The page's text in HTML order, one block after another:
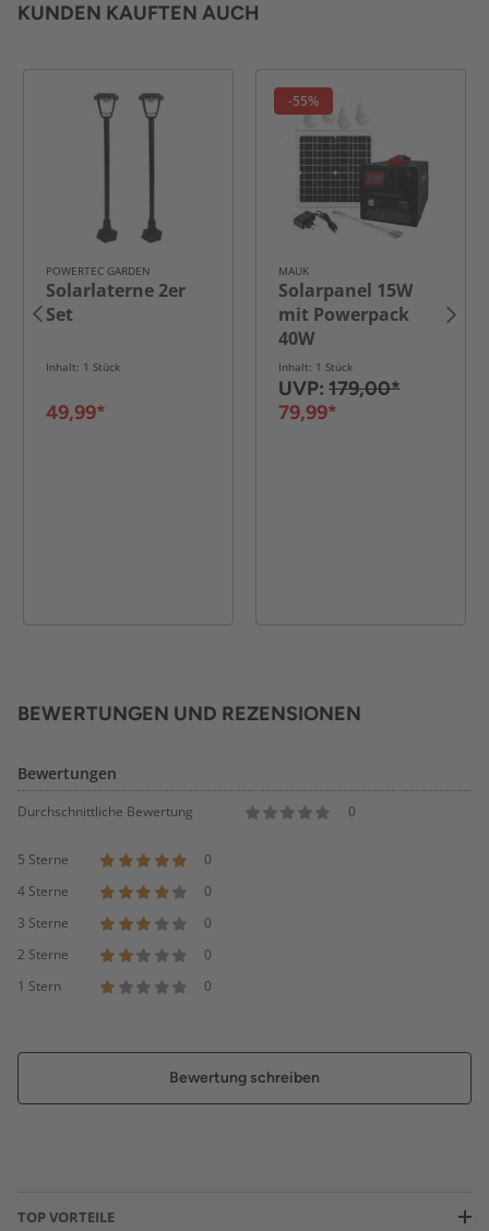
KUNDEN KAUFTEN AUCH
POWERTEC GARDEN
Solarlaterne 2er
Set
Inhalt: 1 Stück
49,99*
-55%
MAUK
Solarpanel 15W
mit Powerpack
40W
Inhalt: 1 Stück
UVP: 179,00*
79,99*
BEWERTUNGEN UND REZENSIONEN
Bewertungen
Durchschnittliche Bewertung 0
5 Sterne
0
4 Sterne
0
3 Sterne
0
2 Sterne
0
1 Stern
0
Bewertung schreiben
TOP VORTEILE